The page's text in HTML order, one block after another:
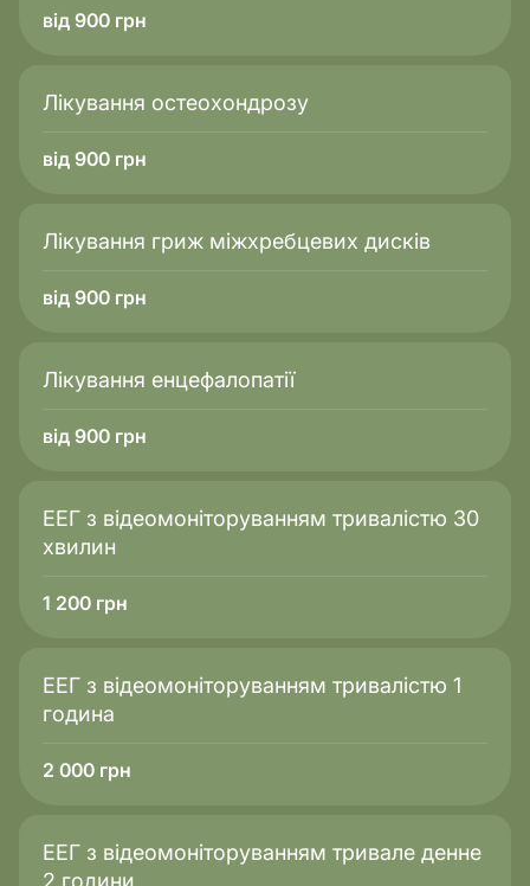
від 900 грн
Лікування остеохондрозу
від 900 грн
Лікування гриж міжхребцевих дисків
від 900 грн
Лікування енцефалопатії
від 900 грн
ЕЕГ з відеомоніторуванням тривалістю 30
хвилин
1 200 грн
ЕЕГ з відеомоніторуванням тривалістю 1
година
2 000 грн
ЕЕГ з відеомоніторуванням тривале денне
2 години